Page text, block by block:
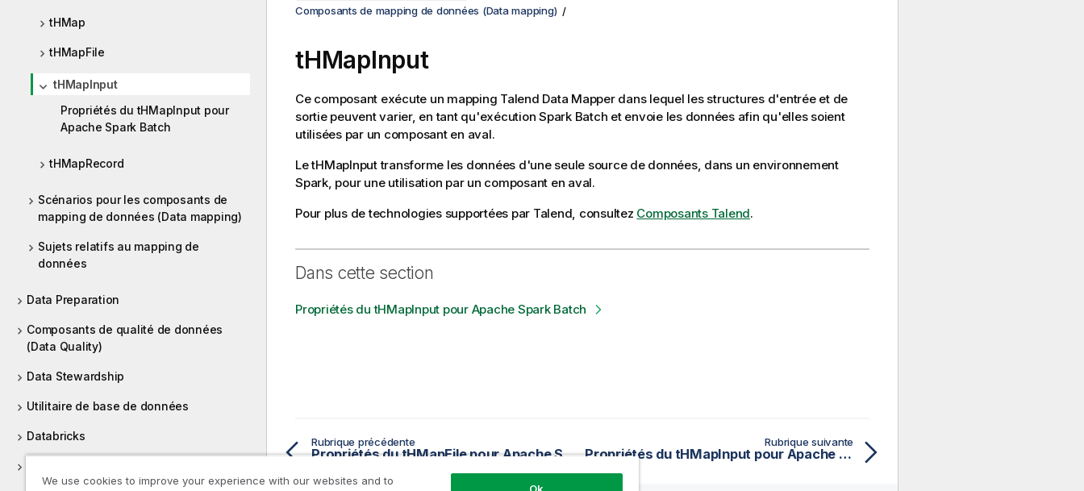
tHMap
tHMapFile
tHMapInput
Propriétés du tHMapInput pour
Apache Spark Batch
tHMapRecord
Scénarios pour les composants de
mapping de données (Data mapping)
Sujets relatifs au mapping de
données
Data Preparation
Composants de qualité de données
(Data Quality)
Data Stewardship
Utilitaire de base de données
Databricks
Composants de mapping de données (Data mapping)
tHMapInput
Ce composant exécute un mapping Talend Data Mapperdans lequel les structures d'entrée et de
sortie peuvent varier, en tant qu'exécution Spark Batch et envoie les données afin qu'elles soient
utilisées par un composant en aval.
LetHMapInputtransforme les données d'une seule source de données, dans un environnement
Spark, pour une utilisation par un composant en aval.
Pour plus de technologies supportées par Talend, consultez Composants Talend.
Dans cette section
Propriétés du tHMapInput pour Apache Spark Batch
Rubrique précédente
Propriétés du tHMapFile pour Apache Spark Batch
Rubrique suivante
Propriétés du tHMapInput pour Apache Spark Batch
We use cookies to improve your experience with our websites and to